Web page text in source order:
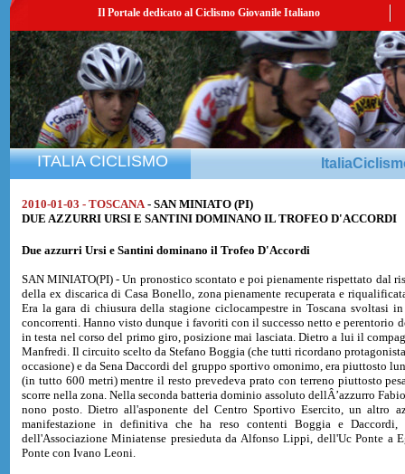
Il Portale dedicato al Ciclismo Giovanile Italiano
ITALIA CICLISMO
2010-01-03 - TOSCANA - SAN MINIATO (PI)
DUE AZZURRI URSI E SANTINI DOMINANO IL TROFEO D'ACCORDI
Due azzurri Ursi e Santini dominano il Trofeo D'Accordi
SAN MINIATO(PI) - Un pronostico scontato e poi pienamente rispettato dal
della ex discarica di Casa Bonello, zona pienamente recuperata e
Era la gara di chiusura della stagione ciclocampestre in Toscana svoltasi
concorrenti. Hanno visto dunque i favoriti con il successo netto e
in testa nel corso del primo giro, posizione mai lasciata. Dietro a lui il
Manfredi. Il circuito scelto da Stefano Boggia (che tutti ricordano
occasione) e da Sena Daccordi del gruppo sportivo omonimo, era piuttosto
(in tutto 600 metri) mentre il resto prevedeva prato con terreno piuttosto
scorre nella zona. Nella seconda batteria dominio assoluto dellÂ’azzurro
nono posto. Dietro all'asponente del Centro Sportivo Esercito, un altro
manifestazione in definitiva che ha reso contenti Boggia e
dell'Associazione Miniatense presieduta da Alfonso Lippi, dell'Uc Ponte
Ponte con Ivano Leoni.